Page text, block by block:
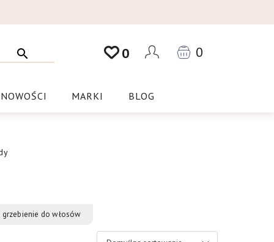
0 0
NOWOŚCI MARKI BLOG
grzebienie do włosów